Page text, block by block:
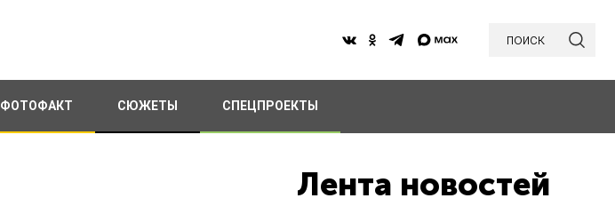
поиск
ФОТОФАКТ СЮЖЕТЫ СПЕЦПРОЕКТЫ
Лента новостей